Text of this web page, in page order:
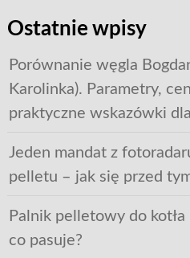
Ostatnie wpisy
Porównanie węgla
Karolinka). Parametry,
praktyczne wskazówki
Jeden mandat z
pelletu – jak się przed
Palnik pelletowy do
co pasuje?